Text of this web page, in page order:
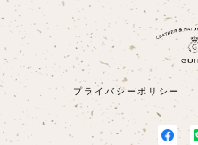
プライバシーポリシー